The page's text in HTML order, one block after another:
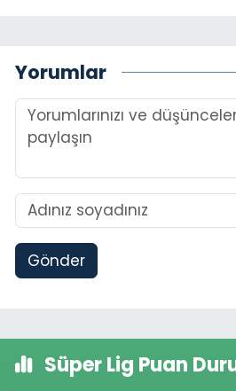
Yorumlar
Gönder
Süper Lig Puan